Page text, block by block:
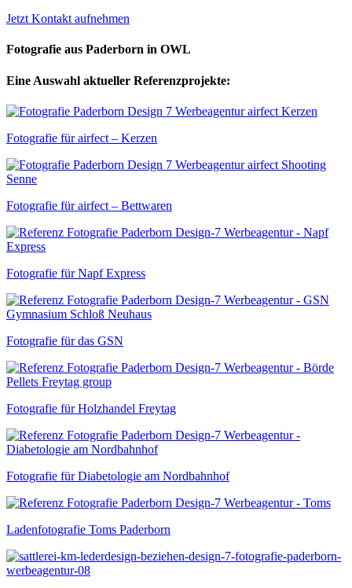
Jetzt Kontakt aufnehmen
Fotografie aus Paderborn in OWL
Eine Auswahl aktueller Referenzprojekte:
Fotografie für airfect – Kerzen
Fotografie für airfect – Bettwaren
Fotografie für Napf Express
Fotografie für das GSN
Fotografie für Holzhandel Freytag
Fotografie für Diabetologie am Nordbahnhof
Ladenfotografie Toms Paderborn